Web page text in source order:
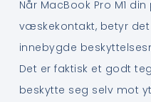
Når MacBook Pro M1
væskekontakt, betyr
innebygde
Det er faktisk et godt
beskytte seg selv mot